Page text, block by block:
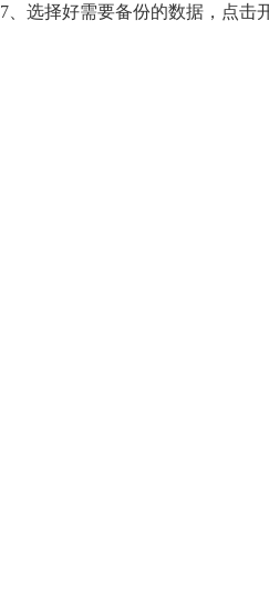
7、选择好需要备份的数据，点击